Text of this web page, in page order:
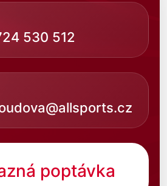
530 512
poptávka